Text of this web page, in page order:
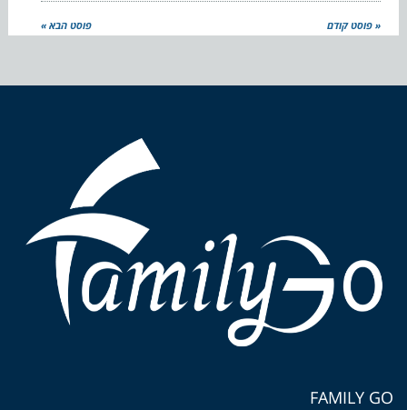
« פוסט קודם פוסט הבא »
FAMILY GO